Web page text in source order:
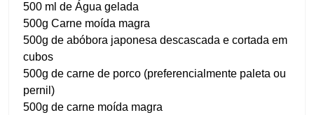
500 ml de Água gelada
500g Carne moída magra
500g de abóbora japonesa descascada e cortada em
cubos
500g de carne de porco (preferencialmente paleta ou
pernil)
500g de carne moída magra